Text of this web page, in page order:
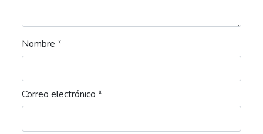
Nombre *
Correo electrónico *